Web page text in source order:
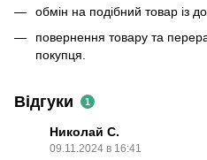
обмін на подібний товар із
повернення товару та
покупця.
Відгуки 1
Николай С.
09.11.2024 в 16:41